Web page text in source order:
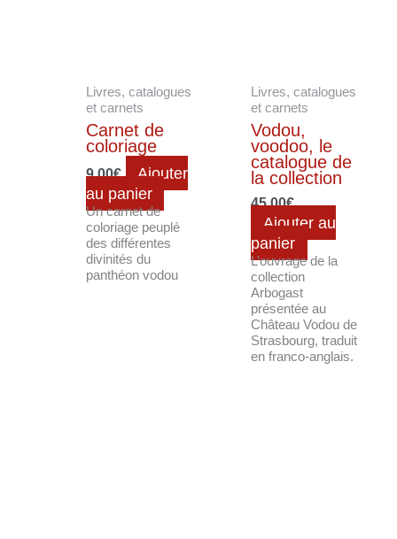
Livres, catalogues
et carnets
Carnet de
coloriage
9.00€
Ajouter
au panier
Un carnet de
coloriage peuplé
des différentes
divinités du
panthéon vodou
Livres, catalogues
et carnets
Vodou,
voodoo, le
catalogue de
la collection
45.00€
Ajouter au
panier
L’ouvrage de la
collection
Arbogast
présentée au
Château Vodou de
Strasbourg, traduit
en franco-anglais.